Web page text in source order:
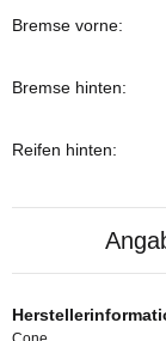
Bremse vorne:
Bremse hinten:
Reifen hinten: